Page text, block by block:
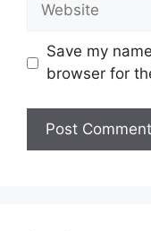
Save my
browser for